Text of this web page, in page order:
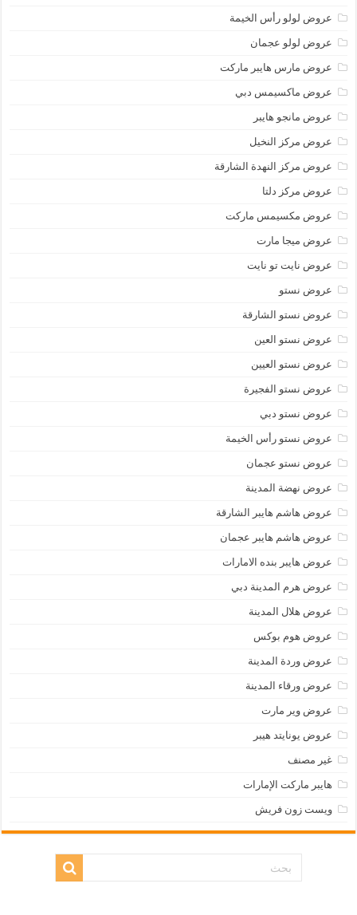
عروض لولو رأس الخيمة
عروض لولو عجمان
عروض مارس هايبر ماركت
عروض ماكسيمس دبي
عروض مانجو هايبر
عروض مركز النخيل
عروض مركز النهدة الشارقة
عروض مركز دلتا
عروض مكسيمس ماركت
عروض ميجا مارت
عروض نايت تو نايت
عروض نستو
عروض نستو الشارقة
عروض نستو العين
عروض نستو العيين
عروض نستو الفجيرة
عروض نستو دبي
عروض نستو رأس الخيمة
عروض نستو عجمان
عروض نهضة المدينة
عروض هاشم هايبر الشارقة
عروض هاشم هايبر عجمان
عروض هايبر بنده الامارات
عروض هرم المدينة دبي
عروض هلال المدينة
عروض هوم بوكس
عروض وردة المدينة
عروض ورقاء المدينة
عروض وير مارت
عروض يونايتد هيبر
غير مصنف
هايبر ماركت الإمارات
ويست زون فريش